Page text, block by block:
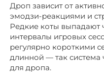
Дроп зависит от
эмодзи-реакциями и
Редкие коты выпадают
интервалы игровых
регулярно короткими
длинной — так система
для дропа.